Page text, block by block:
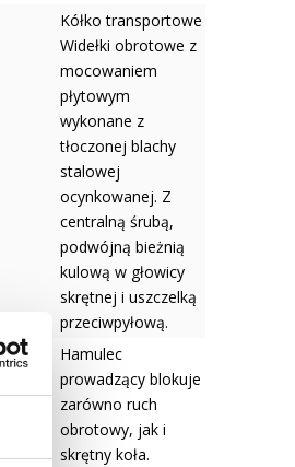
Kółko transportowe
Widełki obrotowe z
mocowaniem
płytowym
wykonane z
tłoczonej blachy
stalowej
ocynkowanej. Z
centralną śrubą,
podwójną bieżnią
kulową w głowicy
skrętnej i uszczelką
przeciwpyłową.
Hamulec
prowadzący blokuje
zarówno ruch
obrotowy, jak i
skrętny koła.